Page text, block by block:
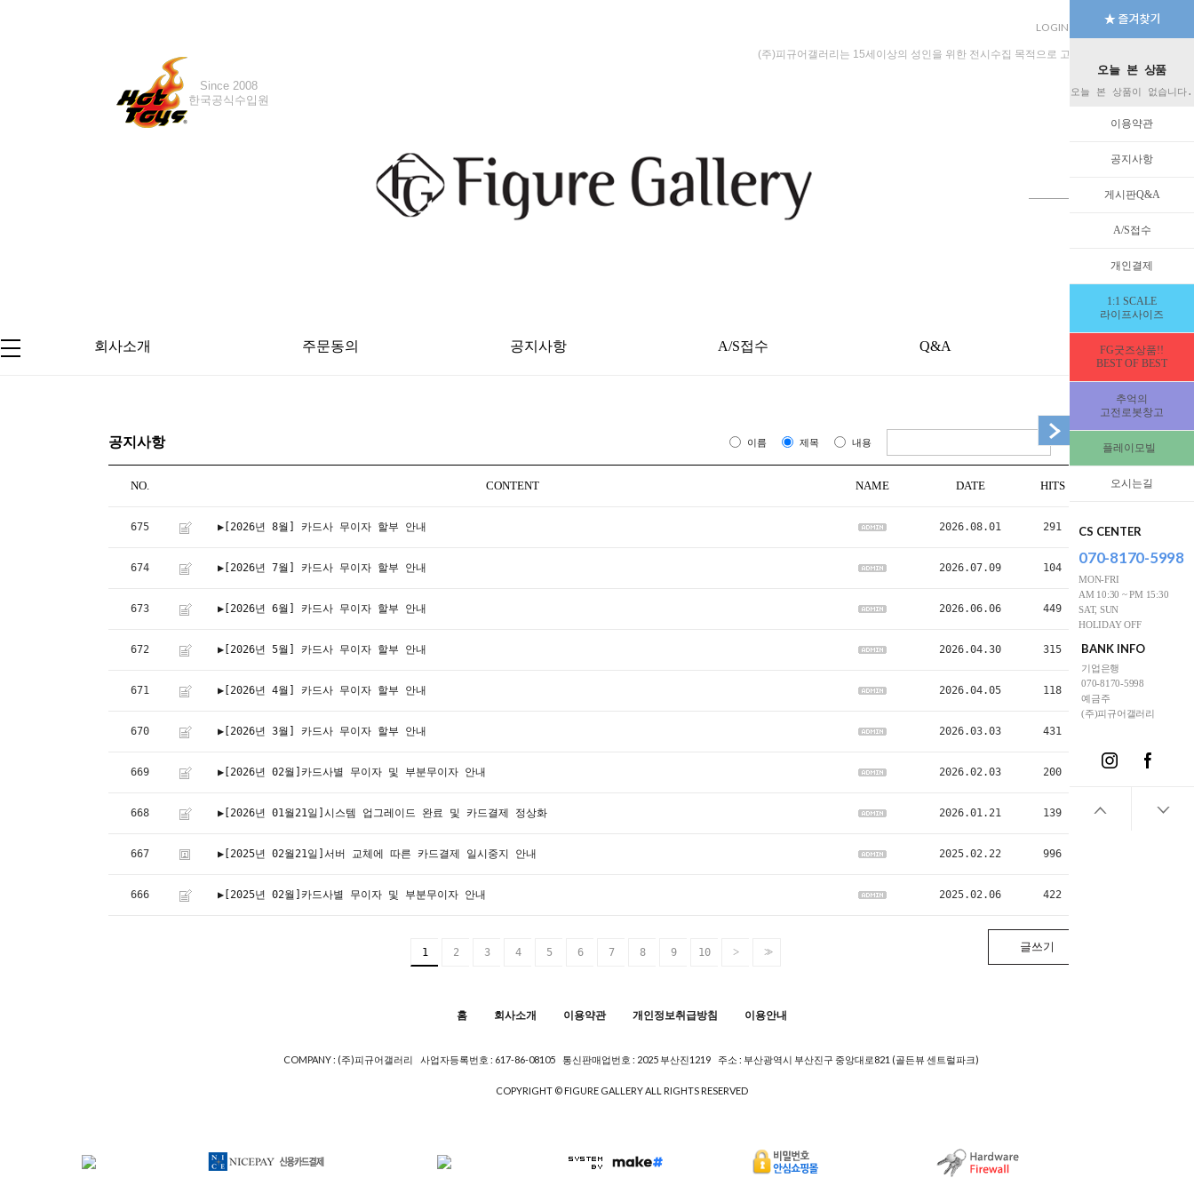
오늘 본 상품
오늘 본 상품이 없습니다.
이용약관
공지사항
게시판Q&A
A/S접수
개인결제
1:1 SCALE
라이프사이즈
FG굿즈상품!!
BEST OF BEST
추억의
고전로봇창고
플레이모빌
오시는길
CS CENTER
070-8170-5998
MON-FRI
AM 10:30 ~ PM 15:30
SAT, SUN
HOLIDAY OFF
BANK INFO
기업은행
070-8170-5998
예금주
(주)피규어갤러리
LOGIN JOIN MYPAGE
Since 2008
한국공식수입원
(주)피규어갤러리는 15세이상의 성인을 위한 전시수집 목적으로 고안된 수입판매 전문 법인
회사소개 주문동의 공지사항 A/S접수 Q&A EVENT
공지사항 이름 제목 내용
NO. CONTENT NAME DATE HITS
675 ▶[2026년 8월] 카드사 무이자 할부 안내 2026.08.01 291
674 ▶[2026년 7월] 카드사 무이자 할부 안내 2026.07.09 104
673 ▶[2026년 6월] 카드사 무이자 할부 안내 2026.06.06 449
672 ▶[2026년 5월] 카드사 무이자 할부 안내 2026.04.30 315
671 ▶[2026년 4월] 카드사 무이자 할부 안내 2026.04.05 118
670 ▶[2026년 3월] 카드사 무이자 할부 안내 2026.03.03 431
669 ▶[2026년 02월]카드사별 무이자 및 부분무이자 안내 2026.02.03 200
668 ▶[2026년 01월21일]시스템 업그레이드 완료 및 카드결제 정상화 2026.01.21 139
667 ▶[2025년 02월21일]서버 교체에 따른 카드결제 일시중지 안내 2025.02.22 996
666 ▶[2025년 02월]카드사별 무이자 및 부분무이자 안내 2025.02.06 422
글쓰기
1 2 3 4 5 6 7 8 9 10 > >>
홈 회사소개 이용약관 개인정보취급방침 이용안내
COMPANY : (주)피규어갤러리 사업자등록번호 : 617-86-08105 통신판매업번호 : 2025 부산진1219 주소 : 부산광역시 부산진구 중앙대로821 (골든뷰 센트럴파크)
COPYRIGHT © FIGURE GALLERY ALL RIGHTS RESERVED